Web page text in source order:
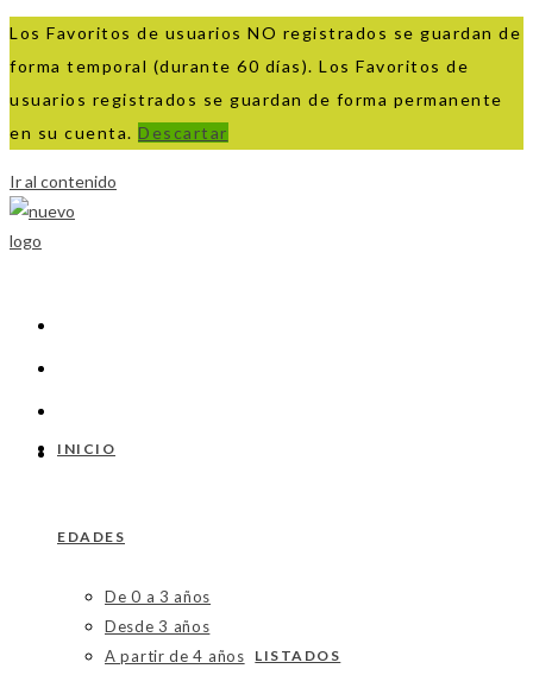
Los Favoritos de usuarios NO registrados se guardan de
forma temporal (durante 60 días). Los Favoritos de
usuarios registrados se guardan de forma permanente
en su cuenta. Descartar
Ir al contenido
INICIO
EDADES
De 0 a 3 años
Desde 3 años
A partir de 4 años
LISTADOS